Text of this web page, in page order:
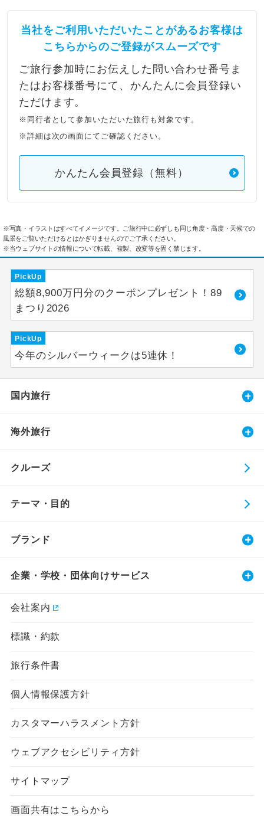
当社をご利用いただいたことがあるお客様は
こちらからのご登録がスムーズです
ご旅行参加時にお伝えした問い合わせ番号ま
たはお客様番号にて、かんたんに会員登録い
ただけます。
※同行者として参加いただいた旅行も対象です。
※詳細は次の画面にてご確認ください。
かんたん会員登録（無料）
※写真・イラストはすべてイメージです。ご旅行中に必ずしも同じ角度・高度・天候での
風景をご覧いただけるとはかぎりませんのでご了承ください。
※当ウェブサイトの情報について転載、複製、改変等を固く禁じます。
PickUp
総額8,900万円分のクーポンプレゼント！89
まつり2026
PickUp
今年のシルバーウィークは5連休！
国内旅行
海外旅行
クルーズ
テーマ・目的
ブランド
企業・学校・団体向けサービス
会社案内
標識・約款
旅行条件書
個人情報保護方針
カスタマーハラスメント方針
ウェブアクセシビリティ方針
サイトマップ
画面共有はこちらから